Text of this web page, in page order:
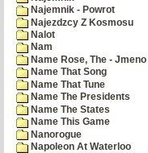
Najemnik - Powrot
Najezdzcy Z Kosmosu
Nalot
Nam
Name Rose, The -
Name That Song
Name That Tune
Name The Presidents
Name The States
Name This Game
Nanorogue
Napoleon At Waterloo